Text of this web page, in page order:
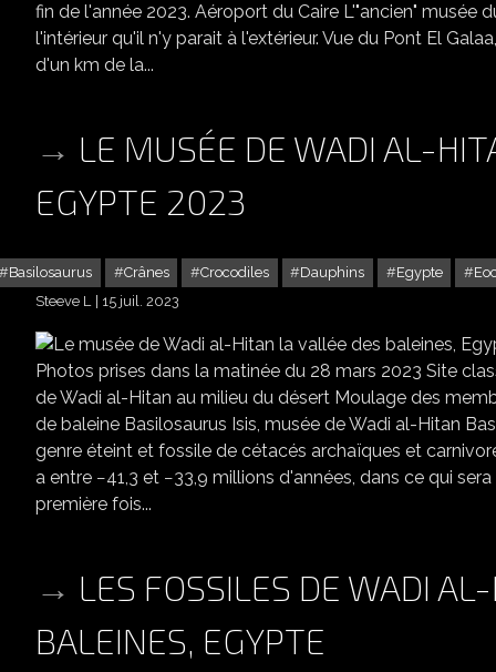
fin de l'année 2023. Aéroport du Caire L'"ancien" musée
l'intérieur qu'il n'y parait à l'extérieur. Vue du Pont El
d'un km de la...
LE MUSÉE DE WADI AL-
EGYPTE 2023
Basilosaurus Crânes Crocodiles Dauphins Egypte
Steeve L
15 juil. 2023
Photos prises dans la matinée du 28 mars 2023 Site
de Wadi al-Hitan au milieu du désert Moulage des
de baleine Basilosaurus Isis, musée de Wadi al-Hitan
genre éteint et fossile de cétacés archaïques et
a entre −41,3 et −33,9 millions d'années, dans ce qui
première fois...
LES FOSSILES DE WADI
BALEINES, EGYPTE